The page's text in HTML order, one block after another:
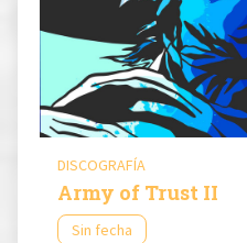
DISCOGRAFÍA
Army of Trust II
Sin fecha